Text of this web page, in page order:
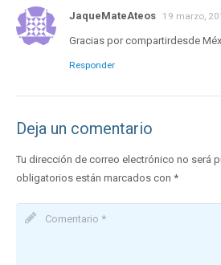
JaqueMateAteos 19 marzo,
Gracias por compartirdesde
Responder
Deja un comentario
Tu dirección de correo electrónico no será
obligatorios están marcados con *